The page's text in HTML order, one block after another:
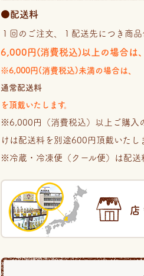
●配送料
１回のご注文、１配送先につき商
6,000円(消費税込)以上の場合は
※6,000円(消費税込)未満の場合は、
通常配送料
を頂戴いたします。
※6,000円（消費税込）以上ご購入
けは配送料を別途600円頂戴いたし
※冷蔵・冷凍便（クール便）は配送